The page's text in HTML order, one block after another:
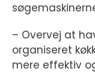
– Overvej at
organiseret
mere effektiv